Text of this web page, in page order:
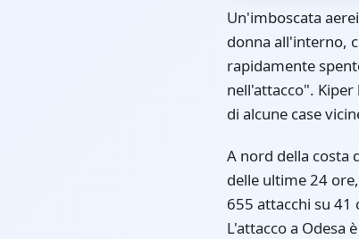
Un'imboscata
donna all'interno,
rapidamente
nell'attacco".
di alcune case
A nord della costa
delle ultime 24
655 attacchi su 41
L'attacco a Odesa